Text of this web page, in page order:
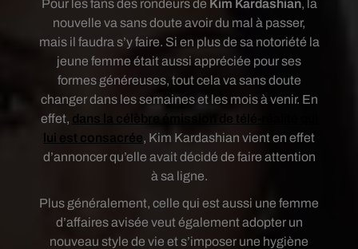
Pour les fans des rondeurs de Kim Kardashian, la
nouvelle va sans doute avoir du mal à passer,
mais il faudra s’y faire. Si en plus de sa notoriété la
jeune femme était aussi appréciée pour ses
formes généreuses, tout cela va sans doute
changer dans les semaines et les mois à venir. En
effet, dans la célèbre émission de télé-réalité qui
lui est consacrée, Kim Kardashian vient en effet
d’annoncer qu’elle avait décidé de faire attention
à sa ligne.
Plus généralement, celle qui est aussi une femme
d’affaires avisée veut également adopter un
nouveau style de vie et s’imposer une hygiène